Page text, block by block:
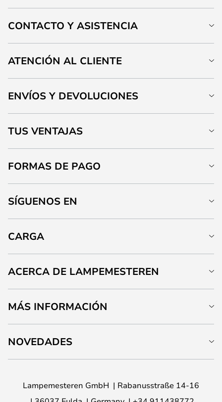
CONTACTO Y ASISTENCIA
ATENCIÓN AL CLIENTE
ENVÍOS Y DEVOLUCIONES
TUS VENTAJAS
FORMAS DE PAGO
SÍGUENOS EN
CARGA
ACERCA DE LAMPEMESTEREN
MÁS INFORMACIÓN
NOVEDADES
Lampemesteren GmbH
Rabanusstraße 14-16